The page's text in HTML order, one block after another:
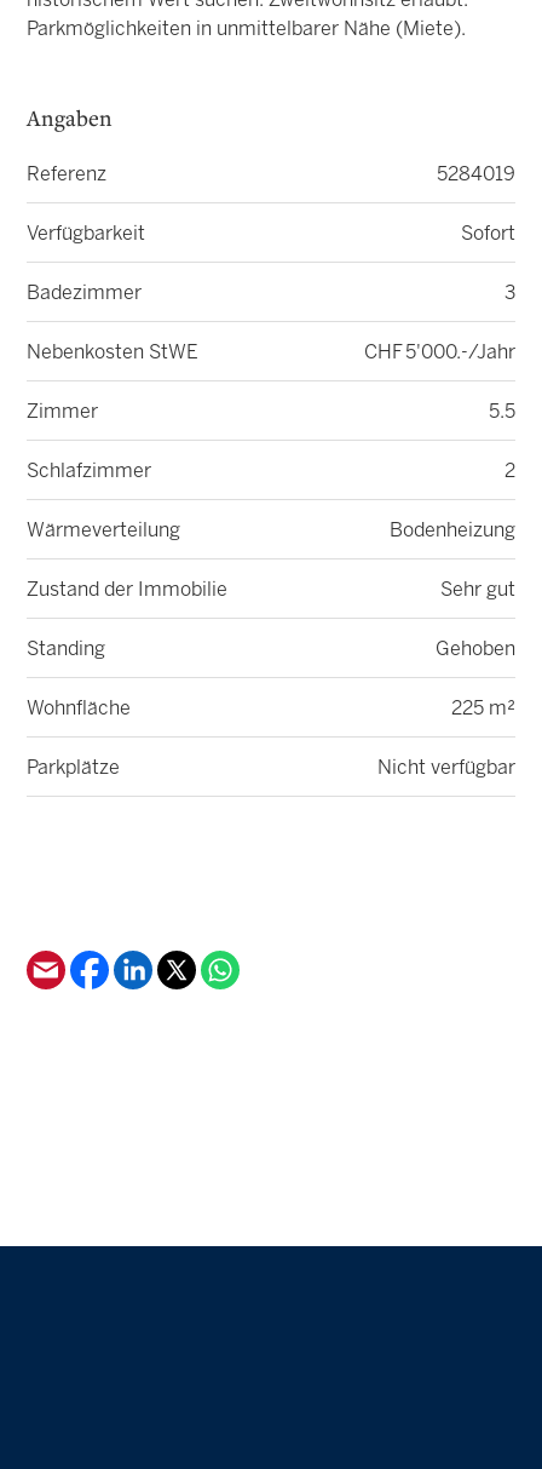
Parkmöglichkeiten in unmittelbarer Nähe (Miete).
Angaben
Referenz 5284019
Verfügbarkeit Sofort
Badezimmer 3
Nebenkosten StWE CHF 5'000.-/Jahr
Zimmer 5.5
Schlafzimmer 2
Wärmeverteilung Bodenheizung
Zustand der Immobilie Sehr gut
Standing Gehoben
Wohnfläche 225 m²
Parkplätze Nicht verfügbar